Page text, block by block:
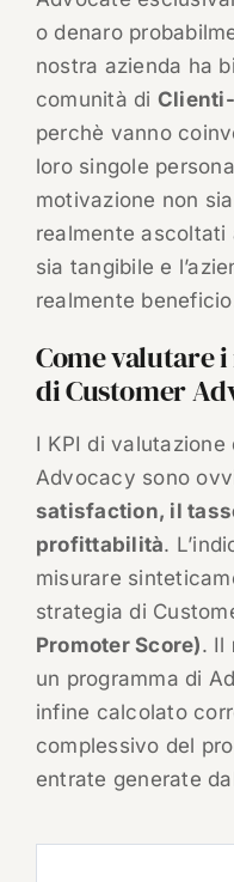
o denaro
nostra azienda ha
comunità di
perchè vanno
loro singole
motivazione non
realmente
sia tangibile e
realmente
Come valutare
di Customer
I KPI di valutazione
Advocacy sono
satisfaction, il
profittabilità.
misurare
strategia di
Promoter Score). Il
un programma di
infine calcolato
complessivo del
entrate generate